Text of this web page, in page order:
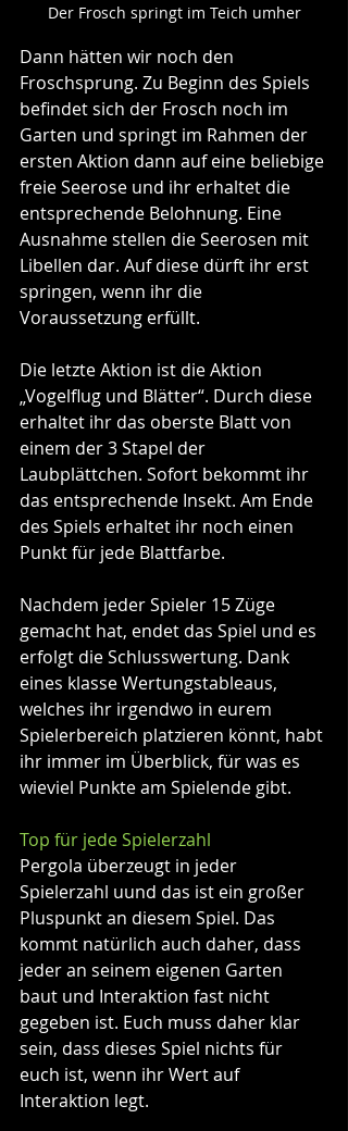
Der Frosch springt im Teich umher
Dann hätten wir noch den
Froschsprung. Zu Beginn des Spiels
befindet sich der Frosch noch im
Garten und springt im Rahmen der
ersten Aktion dann auf eine beliebige
freie Seerose und ihr erhaltet die
entsprechende Belohnung. Eine
Ausnahme stellen die Seerosen mit
Libellen dar. Auf diese dürft ihr erst
springen, wenn ihr die
Voraussetzung erfüllt.
Die letzte Aktion ist die Aktion
„Vogelflug und Blätter“. Durch diese
erhaltet ihr das oberste Blatt von
einem der 3 Stapel der
Laubplättchen. Sofort bekommt ihr
das entsprechende Insekt. Am Ende
des Spiels erhaltet ihr noch einen
Punkt für jede Blattfarbe.
Nachdem jeder Spieler 15 Züge
gemacht hat, endet das Spiel und es
erfolgt die Schlusswertung. Dank
eines klasse Wertungstableaus,
welches ihr irgendwo in eurem
Spielerbereich platzieren könnt, habt
ihr immer im Überblick, für was es
wieviel Punkte am Spielende gibt.
Top für jede Spielerzahl
Pergola überzeugt in jeder
Spielerzahl uund das ist ein großer
Pluspunkt an diesem Spiel. Das
kommt natürlich auch daher, dass
jeder an seinem eigenen Garten
baut und Interaktion fast nicht
gegeben ist. Euch muss daher klar
sein, dass dieses Spiel nichts für
euch ist, wenn ihr Wert auf
Interaktion legt.